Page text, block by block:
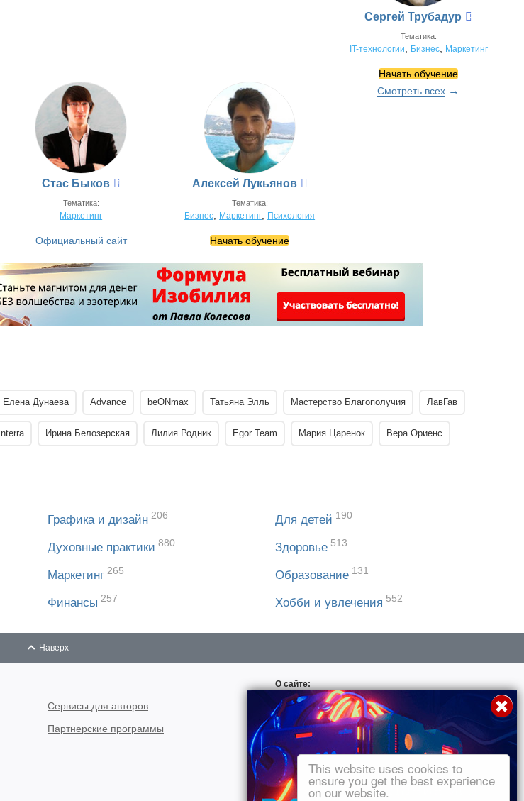
This website uses cookies to
ensure you get the best experience
on our website.
Сергей Трубадур
Тематика:
IT-технологии Бизнес, Маркетинг
Начать обучение
Стас Быков
Тематика:
Маркетинг
Официальный сайт
Алексей Лукьянов
Тематика:
Бизнес Маркетинг Психология
Начать обучение
Смотреть всех
Елена Дунаева Advance beONmax Татьяна Элль Мастерство Благополучия ЛавГав
Interra Ирина Белозерская Лилия Родник Egor Team Мария Царенок Вера Ориенс
Графика и дизайн 206 Для детей 190
Духовные практики 880 Здоровье 513
Маркетинг 265 Образование 131
Финансы 257 Хобби и увлечения 552
Наверх
Сервисы для авторов
Партнерские программы
О сайте:
О проекте
Для авторов
Договор пользования
Использование материалов
Подписка